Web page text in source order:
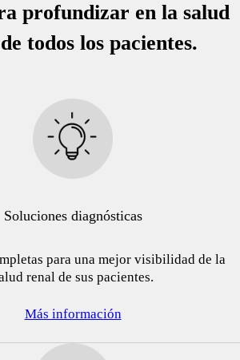
profundizar en la salud
todos los pacientes.
Soluciones diagnósticas
para una mejor visibilidad de la
renal de sus pacientes.
Más información